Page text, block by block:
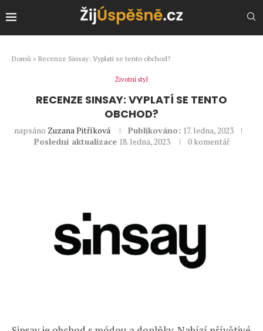
Domů » Recenze Sinsay: Vyplatí se tento obchod?
Životní styl
RECENZE SINSAY: VYPLATÍ SE TENTO
OBCHOD?
napsáno Zuzana Pitříková Publikováno: 17. ledna, 2023
Poslední aktualizace 18. ledna, 2023 0 komentář